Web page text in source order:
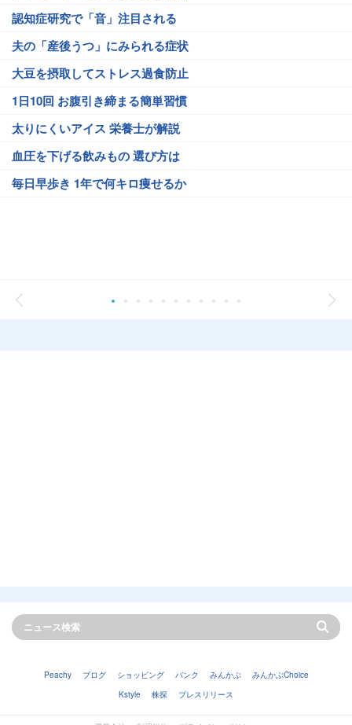
認知症研究で「音」注目される
夫の「産後うつ」にみられる症状
大豆を摂取してストレス過食防止
1日10回 お腹引き締まる簡単習慣
太りにくいアイス 栄養士が解説
血圧を下げる飲みもの 選び方は
毎日早歩き 1年で何キロ痩せるか
Peachy ブログ ショッピング バンク みんかぶ
みんかぶChoice
Kstyle
株探 プレスリリース